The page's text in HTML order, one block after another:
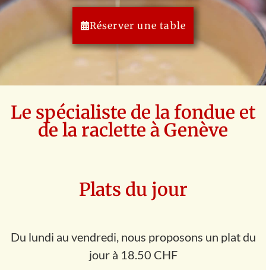
Réserver une table
Le spécialiste de la fondue et
de la raclette à Genève
Plats du jour
Du lundi au vendredi, nous proposons un plat du
jour à 18.50 CHF